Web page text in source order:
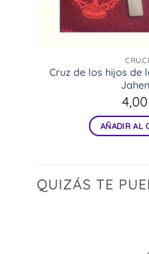
Cruz de los hijos de
4,00
AÑADIR AL
QUIZÁS TE